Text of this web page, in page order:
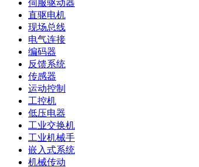
伺服驱动器
直驱电机
现场总线
电气连接
编码器
反馈系统
传感器
运动控制
工控机
低压电器
工业交换机
工业机械手
嵌入式系统
机械传动